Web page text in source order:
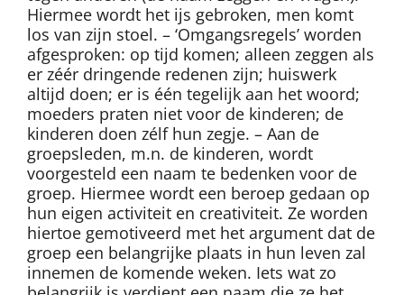
Hiermee wordt het ijs gebroken, men komt
los van zijn stoel. – ‘Omgangsregels’ worden
afgesproken: op tijd komen; alleen zeggen als
er zéér dringende redenen zijn; huiswerk
altijd doen; er is één tegelijk aan het woord;
moeders praten niet voor de kinderen; de
kinderen doen zélf hun zegje. – Aan de
groepsleden, m.n. de kinderen, wordt
voorgesteld een naam te bedenken voor de
groep. Hiermee wordt een beroep gedaan op
hun eigen activiteit en creativiteit. Ze worden
hiertoe gemotiveerd met het argument dat de
groep een belangrijke plaats in hun leven zal
innemen de komende weken. Iets wat zo